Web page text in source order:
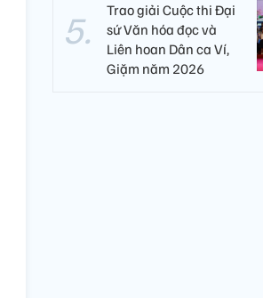
Trao giải Cuộc thi Đại
sứ Văn hóa đọc và
Liên hoan Dân ca Ví,
Giặm năm 2026